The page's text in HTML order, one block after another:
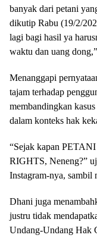
banyak dari petani
dikutip Rabu (19/2/
lagi bagi hasil ya
waktu dan uang
Menanggapi
tajam terhadap
membandingkan
dalam konteks hak
“Sejak kapan
RIGHTS, Neneng?”
Instagram-nya, sambil
Dhani juga
justru tidak
Undang-Undang Hak